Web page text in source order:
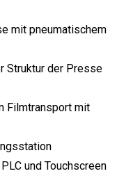
mit pneumatischem
Struktur der Presse
Filmtransport mit
und Touchscreen